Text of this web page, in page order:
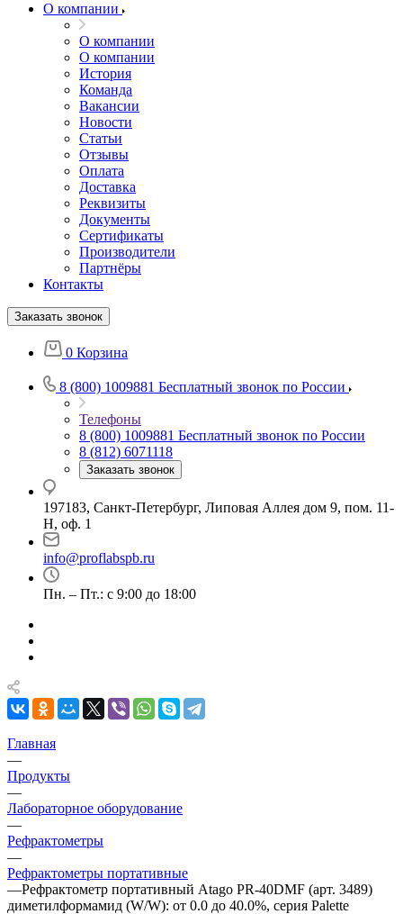
О компании
О компании
О компании
История
Команда
Вакансии
Новости
Статьи
Отзывы
Оплата
Доставка
Реквизиты
Документы
Сертификаты
Производители
Партнёры
Контакты
Заказать звонок
0 Корзина
8 (800) 1009881 Бесплатный звонок по России
Телефоны
8 (800) 1009881 Бесплатный звонок по России
8 (812) 6071118
Заказать звонок
197183, Санкт-Петербург, Липовая Аллея дом 9, пом. 11-
Н, оф. 1
info@proflabspb.ru
Пн. – Пт.: с 9:00 до 18:00
Главная
—
Продукты
—
Лабораторное оборудование
—
Рефрактометры
—
Рефрактометры портативные
—Рефрактометр портативный Atago PR-40DMF (арт. 3489)
диметилформамид (W/W): от 0.0 до 40.0%, серия Palette